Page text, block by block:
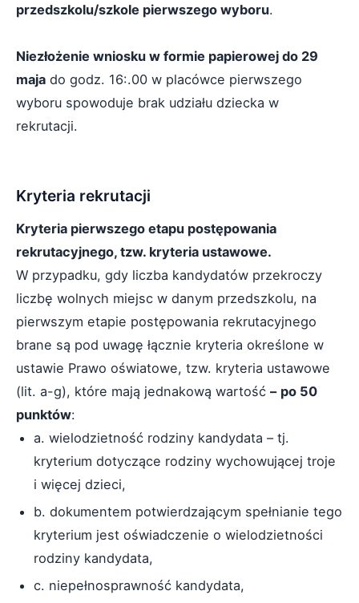
przedszkolu/szkole pierwszego wyboru.
Niezłożenie wniosku w formie papierowej do 29
maja do godz. 16:.00 w placówce pierwszego
wyboru spowoduje brak udziału dziecka w
rekrutacji.
Kryteria rekrutacji
Kryteria pierwszego etapu postępowania
rekrutacyjnego, tzw. kryteria ustawowe.
W przypadku, gdy liczba kandydatów przekroczy
liczbę wolnych miejsc w danym przedszkolu, na
pierwszym etapie postępowania rekrutacyjnego
brane są pod uwagę łącznie kryteria określone w
ustawie Prawo oświatowe, tzw. kryteria ustawowe
(lit. a-g), które mają jednakową wartość – po 50
punktów:
a. wielodzietność rodziny kandydata – tj.
kryterium dotyczące rodziny wychowującej troje
i więcej dzieci,
b. dokumentem potwierdzającym spełnianie tego
kryterium jest oświadczenie o wielodzietności
rodziny kandydata,
c. niepełnosprawność kandydata,